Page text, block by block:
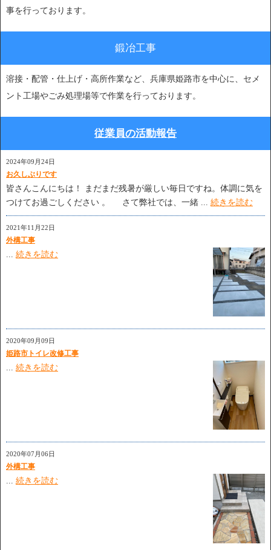
事を行っております。
鍛冶工事
溶接・配管・仕上げ・高所作業など、兵庫県姫路市を中心に、セメ
ント工場やごみ処理場等で作業を行っております。
従業員の活動報告
2024年09月24日
お久しぶりです
皆さんこんにちは！ まだまだ残暑が厳しい毎日ですね。体調に気を
つけてお過ごしください 。 さて弊社では、一緒 ... 続きを読む
2021年11月22日
外構工事
... 続きを読む
2020年09月09日
姫路市トイレ改修工事
... 続きを読む
2020年07月06日
外構工事
... 続きを読む